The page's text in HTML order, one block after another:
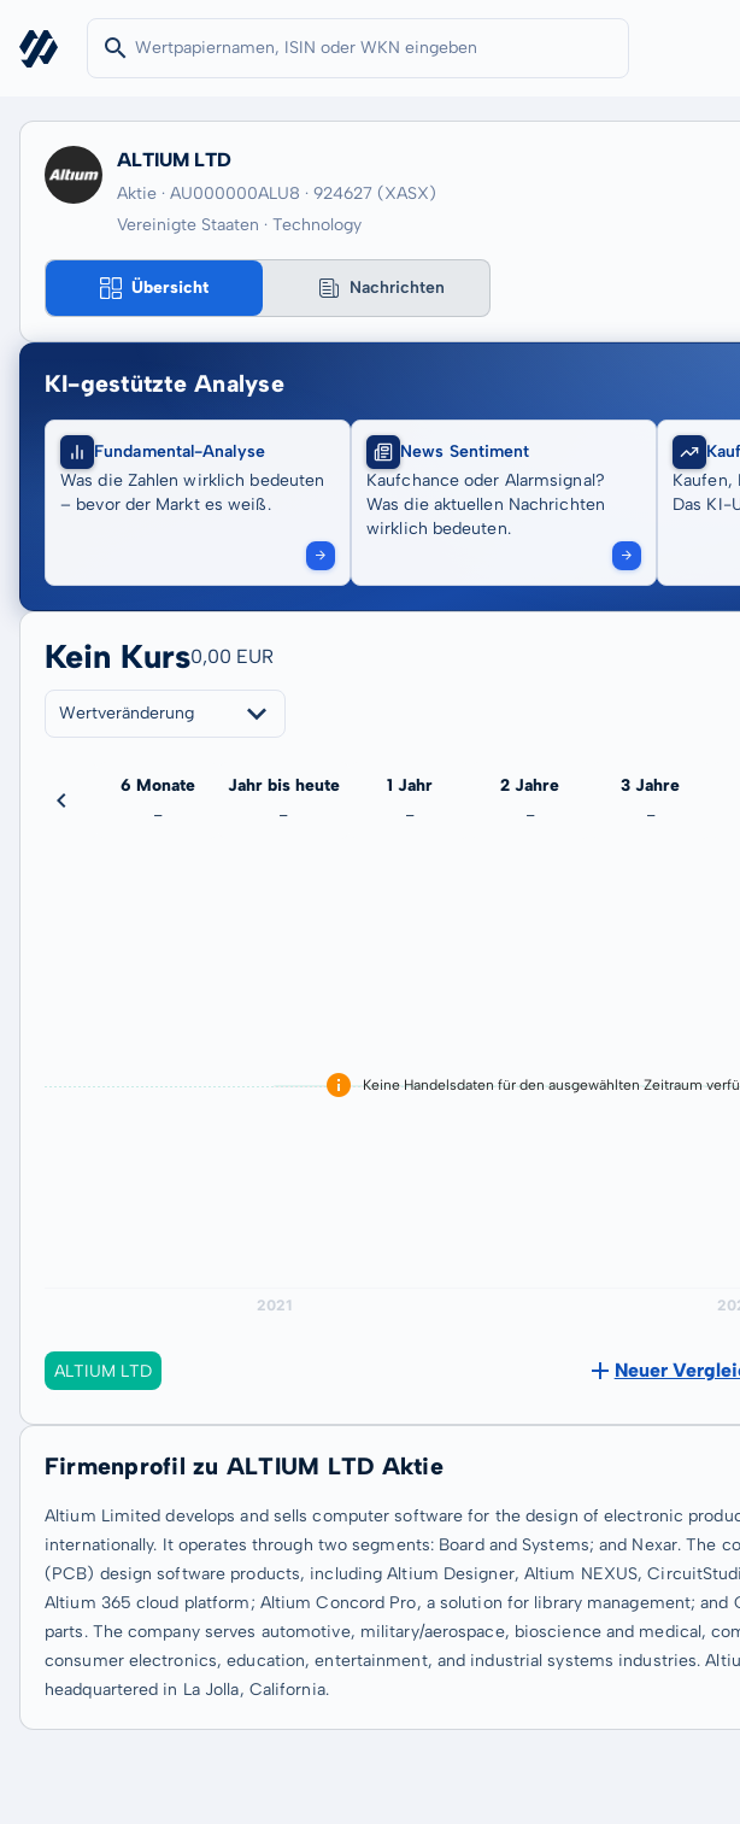
ALTIUM LTD
Aktie · AU000000ALU8 · 924627 (XASX)
Vereinigte Staaten · Technology
Übersicht Nachrichten
KI-gestützte Analyse
Fundamental-Analyse
Was die Zahlen wirklich bedeuten
– bevor der Markt es weiß.
News Sentiment
Kaufchance oder Alarmsignal?
Was die aktuellen Nachrichten
wirklich bedeuten.
Kaufen,
Das KI-
Kein Kurs0,00 EUR
Wertveränderung
6 Monate
-
Jahr bis heute
-
1 Jahr
-
2 Jahre
-
3 Jahre
-
Keine Handelsdaten für den ausgewählten Zeitraum
ALTIUM LTD Neuer
Firmenprofil zu ALTIUM LTD Aktie
Altium Limited develops and sells computer software for the design of electronic
internationally. It operates through two segments: Board and Systems; and Nexar. The
(PCB) design software products, including Altium Designer, Altium NEXUS,
Altium 365 cloud platform; Altium Concord Pro, a solution for library management;
parts. The company serves automotive, military/aerospace, bioscience and medical,
consumer electronics, education, entertainment, and industrial systems industries.
headquartered in La Jolla, California.